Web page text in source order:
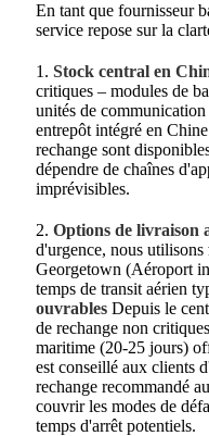
En tant que fournisseur
service repose sur la
1.Stock central en
critiques – modules de
unités de
entrepôt intégré en
rechange sont
dépendre de chaînes
imprévisibles.
2.Options de livraison
d'urgence, nous utilisons
Georgetown (Aéroport
temps de transit aérien
ouvrables Depuis le
de rechange non
maritime (20-25 jours)
est conseillé aux clients
rechange recommandé
couvrir les modes de
temps d'arrêt potentiels.